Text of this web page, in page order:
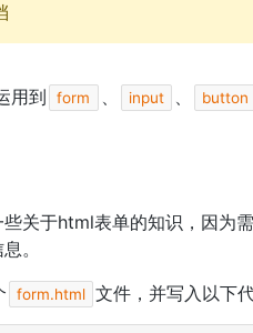
用到 form 、 input 、 button
关于html表单的知识，因为
。
form.html 文件，并写入以下